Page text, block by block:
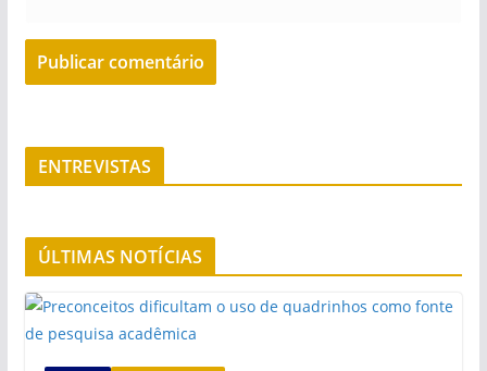
ENTREVISTAS
ÚLTIMAS NOTÍCIAS